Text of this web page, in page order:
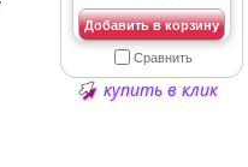
Добавить в корзину
Сравнить
купить в клик